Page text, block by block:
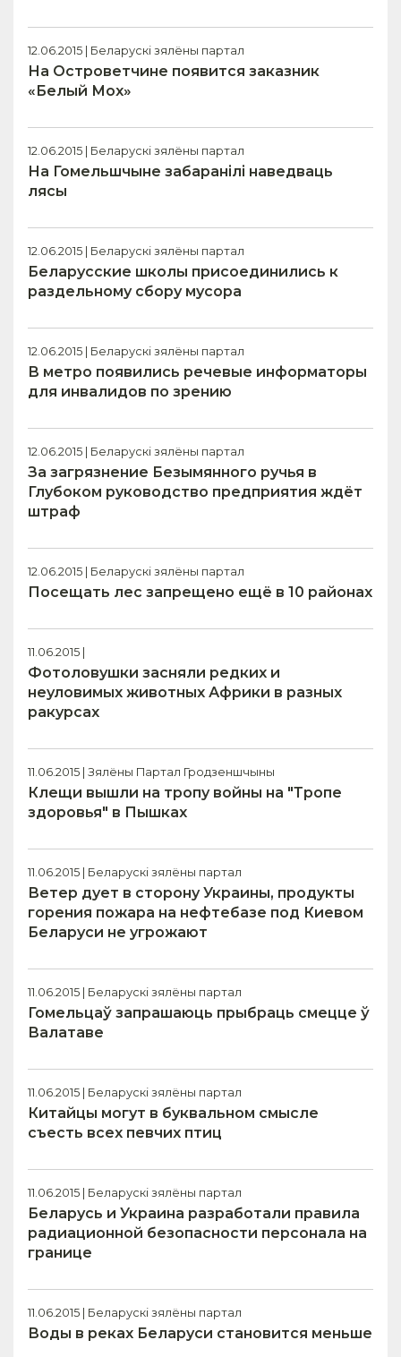
12.06.2015 | Беларускі зялёны партал
На Островетчине появится заказник
«Белый Мох»
12.06.2015 | Беларускі зялёны партал
На Гомельшчыне забаранілі наведваць
лясы
12.06.2015 | Беларускі зялёны партал
Беларусские школы присоединились к
раздельному сбору мусора
12.06.2015 | Беларускі зялёны партал
В метро появились речевые информаторы
для инвалидов по зрению
12.06.2015 | Беларускі зялёны партал
За загрязнение Безымянного ручья в
Глубоком руководство предприятия ждёт
штраф
12.06.2015 | Беларускі зялёны партал
Посещать лес запрещено ещё в 10 районах
11.06.2015 |
Фотоловушки засняли редких и
неуловимых животных Африки в разных
ракурсах
11.06.2015 | Зялёны Партал Гродзеншчыны
Клещи вышли на тропу войны на "Тропе
здоровья" в Пышках
11.06.2015 | Беларускі зялёны партал
Ветер дует в сторону Украины, продукты
горения пожара на нефтебазе под Киевом
Беларуси не угрожают
11.06.2015 | Беларускі зялёны партал
Гомельцаў запрашаюць прыбраць смецце ў
Валатаве
11.06.2015 | Беларускі зялёны партал
Китайцы могут в буквальном смысле
съесть всех певчих птиц
11.06.2015 | Беларускі зялёны партал
Беларусь и Украина разработали правила
радиационной безопасности персонала на
границе
11.06.2015 | Беларускі зялёны партал
Воды в реках Беларуси становится меньше